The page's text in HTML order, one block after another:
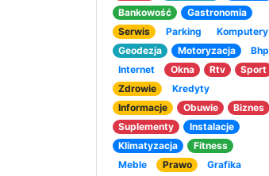
Bankowość
Gastronomia
Serwis
Parking
Komputery
Geodezja
Motoryzacja
Bhp
Internet
Okna Rtv
Sport
Zdrowie
Kredyty
Informacje
Obuwie
Biznes
Suplementy
Instalacje
Klimatyzacja
Fitness
Meble
Prawo
Grafika